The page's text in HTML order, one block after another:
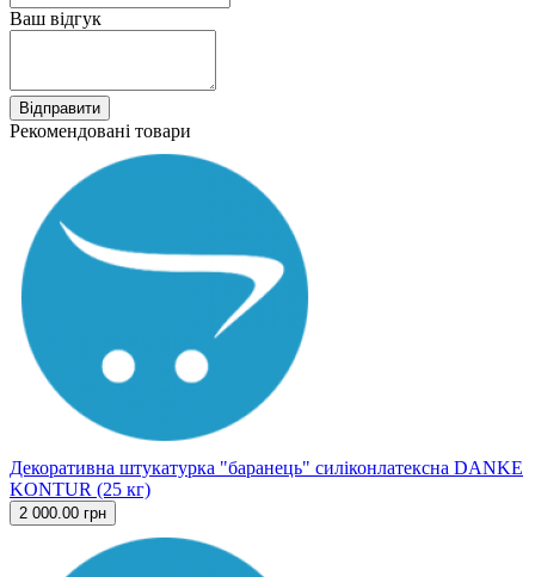
Ваш відгук
Відправити
Рекомендовані товари
Декоративна штукатурка "баранець" силіконлатексна DANKE
KONTUR (25 кг)
2 000.00 грн